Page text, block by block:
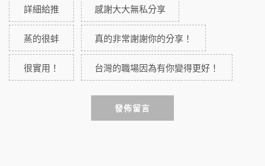
詳細給推 感謝大大無私分享
蒸的很蚌 真的非常謝謝你的分享！
很實用！ 台灣的職場因為有你變得更好！
發佈留言